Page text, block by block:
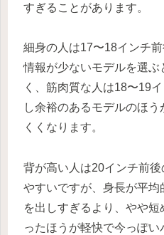
すぎることがあります。
細身の人は17〜18インチ
情報が少ないモデルを選ぶ
く、筋肉質な人は18〜19
し余裕のあるモデルのほ
くくなります。
背が高い人は20インチ前
やすいですが、身長が平均
を出しすぎるより、やや
ったほうが軽快で今っぽ